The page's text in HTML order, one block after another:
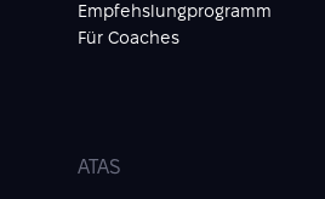
Empfehslungprogramm
Für Coaches
ATAS